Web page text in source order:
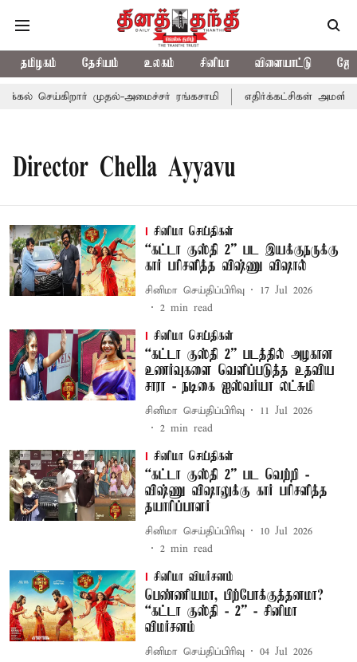
தமிழகம் தேசியம் உலகம் சினிமா விளையாட்டு
செய்கிறார் முதல்-அமைச்சர் ரங்கசாமி எதிர்க்கட்சிகள்
Director Chella Ayyavu
சினிமா செய்திகள்
“கட்டா குஸ்தி 2” பட இயக்குநருக்கு
கார் பரிசளித்த விஷ்ணு விஷால்
சினிமா செய்திப்பிரிவு
17 Jul 2026
2 min read
சினிமா செய்திகள்
“கட்டா குஸ்தி 2” படத்தில் அழகான
உணர்வுகளை வெளிப்படுத்த உதவிய
சாரா - நடிகை ஐஸ்வர்யா லட்சுமி
சினிமா செய்திப்பிரிவு
11 Jul 2026
2 min read
சினிமா செய்திகள்
“கட்டா குஸ்தி 2” பட வெற்றி -
விஷ்ணு விஷாலுக்கு கார் பரிசளித்த
தயாரிப்பாளர்
சினிமா செய்திப்பிரிவு
10 Jul 2026
2 min read
சினிமா விமர்சனம்
பெண்ணியமா, பிற்போக்குத்தனமா?
“கட்டா குஸ்தி - 2” - சினிமா
விமர்சனம்
சினிமா செய்திப்பிரிவு
04 Jul 2026